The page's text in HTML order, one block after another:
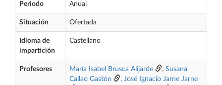
Periodo Anual
Situación Ofertada
Idioma de
impartición
Castellano
Profesores María Isabel Brusca Alijarde , Susana
Callao Gastón
, José Ignacio Jarne Jarne